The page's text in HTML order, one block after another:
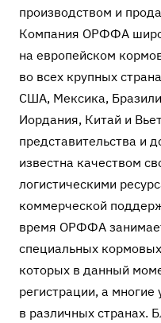
производством и
Компания ОРФФА
на европейском
во всех крупных
США, Мексика,
Иордания, Китай и
представительства и
известна качеством
логистическими
коммерческой
время ОРФФА
специальных
которых в данный
регистрации, а
в различных странах.